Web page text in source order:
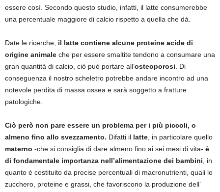
essere così. Secondo questo studio, infatti, il latte consumerebbe
una percentuale maggiore di calcio rispetto a quella che dà.
Date le ricerche, il latte contiene alcune proteine acide di
origine animale che per essere smaltite tendono a consumare una
gran quantità di calcio, ciò può portare all’osteoporosi . Di
conseguenza il nostro scheletro potrebbe andare incontro ad una
notevole perdita di massa ossea e sarà soggetto a fratture
patologiche.
Ciò però non pare essere un problema per i più piccoli, o
almeno fino allo svezzamento. Difatti il latte , in particolare quello
materno -che si consiglia di dare almeno fino ai sei mesi di vita- è
di fondamentale importanza nell’alimentazione dei bambini , in
quanto è costituito da precise percentuali di macronutrienti, quali lo
zucchero, proteine e grassi, che favoriscono la produzione dell’